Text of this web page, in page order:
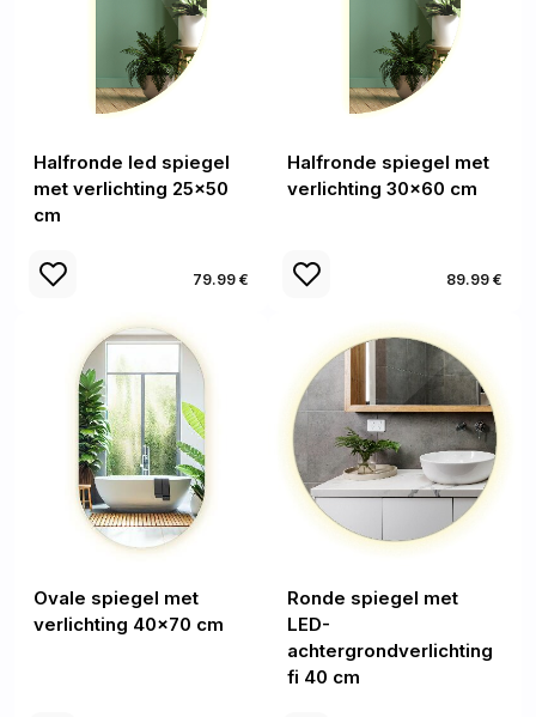
Halfronde led spiegel
met verlichting 25x50
cm
79.99 €
Halfronde spiegel met
verlichting 30x60 cm
89.99 €
Ovale spiegel met
verlichting 40x70 cm
Ronde spiegel met
LED-
achtergrondverlichting
fi 40 cm